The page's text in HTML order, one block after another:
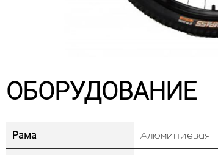
ОБОРУДОВАНИЕ
Рама Алюминиевая